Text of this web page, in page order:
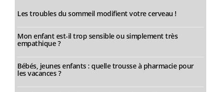
Les troubles du sommeil modifient votre cerveau !
Mon enfant est-il trop sensible ou simplement très
empathique ?
Bébés, jeunes enfants : quelle trousse à pharmacie pour
les vacances ?